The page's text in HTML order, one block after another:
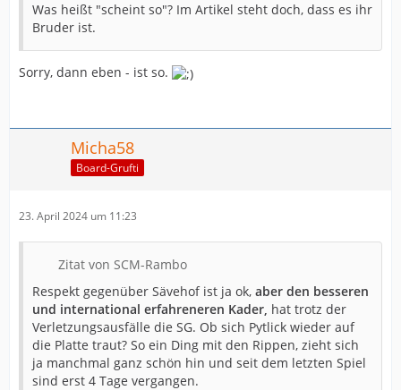
Was heißt "scheint so"? Im Artikel steht doch, dass es ihr
Bruder ist.
Sorry, dann eben - ist so.
Micha58
Board-Grufti
23. April 2024 um 11:23
Zitat von SCM-Rambo
Respekt gegenüber Sävehof ist ja ok, aber den besseren
und international erfahreneren Kader, hat trotz der
Verletzungsausfälle die SG. Ob sich Pytlick wieder auf
die Platte traut? So ein Ding mit den Rippen, zieht sich
ja manchmal ganz schön hin und seit dem letzten Spiel
sind erst 4 Tage vergangen.